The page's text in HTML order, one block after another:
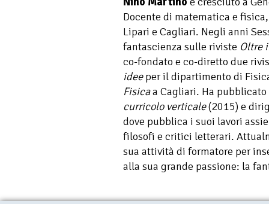
Docente di matematica e
Lipari e Cagliari. Negli anni
fantascienza sulle riviste Oltre
co-fondato e co-diretto due
ideeper il dipartimento di
Fisicaa Cagliari. Ha
curricolo verticale(2015) e
dove pubblica i suoi lavori
filosofi e critici letterari.
sua attività di formatore per
alla sua grande passione: la